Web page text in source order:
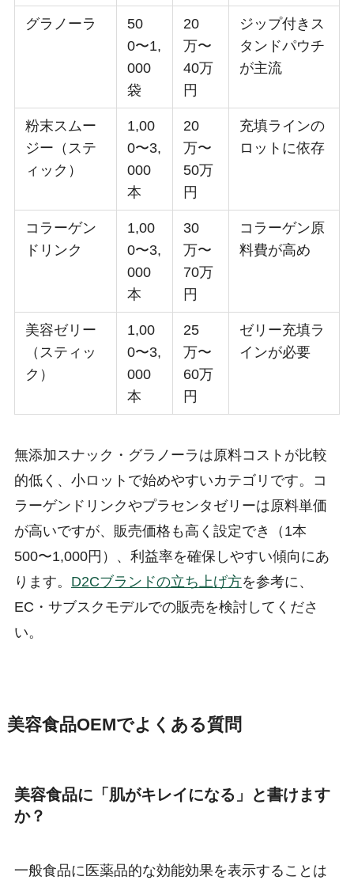
グラノーラ
50
0〜1,
000
袋
20
万〜
40万
円
ジップ付きス
タンドパウチ
が主流
粉末スムー
ジー（ステ
ィック）
1,00
0〜3,
000
本
20
万〜
50万
円
充填ラインの
ロットに依存
コラーゲン
ドリンク
1,00
0〜3,
000
本
30
万〜
70万
円
コラーゲン原
料費が高め
美容ゼリー
（スティッ
ク）
1,00
0〜3,
000
本
25
万〜
60万
円
ゼリー充填ラ
インが必要
無添加スナック・グラノーラは原料コストが比較
的低く、小ロットで始めやすいカテゴリです。コ
ラーゲンドリンクやプラセンタゼリーは原料単価
が高いですが、販売価格も高く設定でき（1本
500〜1,000円）、利益率を確保しやすい傾向にあ
ります。 D2Cブランドの立ち上げ方を参考に、
EC・サブスクモデルでの販売を検討してくださ
い。
美容食品OEMでよくある質問
美容食品に「肌がキレイになる」と書けます
か？
一般食品に医薬品的な効能効果を表示することは